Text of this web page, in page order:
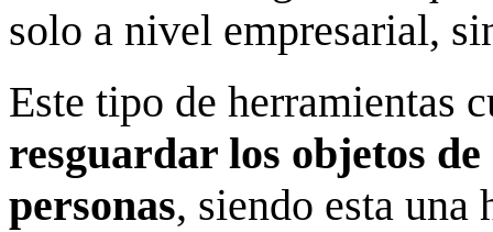
solo a nivel empresarial,
Este tipo de herramientas
resguardar los objetos
personas, siendo esta una